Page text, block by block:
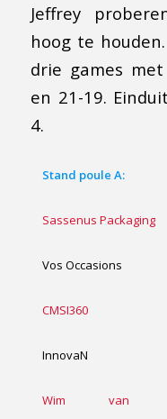
Jeffrey
hoog te
drie games
en 21-19.
4.
Stand poule A:
Sassenus Packaging
Vos Occasions
CMSI360
InnovaN
Wim van